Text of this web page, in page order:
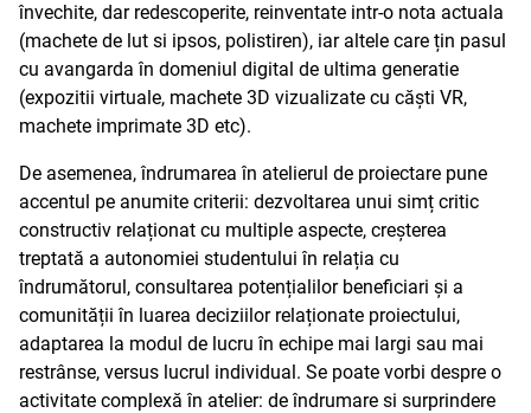
învechite, dar redescoperite, reinventate intr-o nota actuala
(machete de lut si ipsos, polistiren), iar altele care țin pasul
cu avangarda în domeniul digital de ultima generatie
(expozitii virtuale, machete 3D vizualizate cu căști VR,
machete imprimate 3D etc).
De asemenea, îndrumarea în atelierul de proiectare pune
accentul pe anumite criterii: dezvoltarea unui simț critic
constructiv relaționat cu multiple aspecte, creșterea
treptată a autonomiei studentului în relația cu
îndrumătorul, consultarea potențialilor beneficiari și a
comunității în luarea deciziilor relaționate proiectului,
adaptarea la modul de lucru în echipe mai largi sau mai
restrânse, versus lucrul individual. Se poate vorbi despre o
activitate complexă în atelier: de îndrumare si surprindere